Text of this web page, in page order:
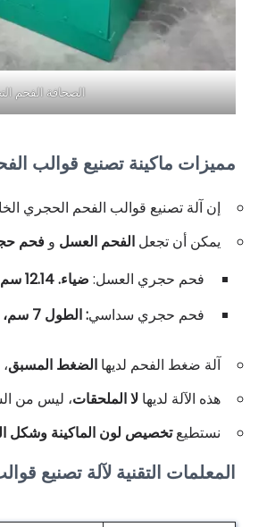
الصحافة الفحم
مميزات ماكينة تصنيع قوالب
إن آلة تصنيع قوالب الفحم الحجري
يمكن أن تجعل الفحم العسل و فحم
فحم حجري العسل: ضياء. 12.14 سم، الارتفاع 7-22 سم
فحم حجري سداسي: الطول 7 سم، الارتفاع 7-22 سم، القطر المائل. من 5 سم
آلة ضغط الفحم لديها الضغط المسبق
هذه الآلة لديها لا الملحقات، ليس من
نستطيعتخصيص لون الماكينة وشكل
المعلمات التقنية لآلة تصنيع